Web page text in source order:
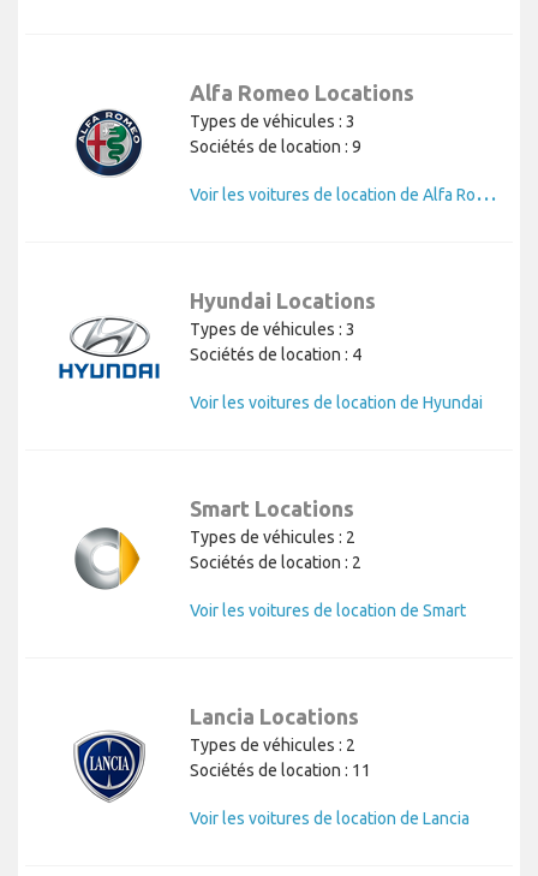
Alfa Romeo Locations
Types de véhicules : 3
Sociétés de location : 9
V
oir les voitures de location de Alfa Romeo
Hyundai Locations
Types de véhicules : 3
Sociétés de location : 4
Voir les voitures de location de Hyundai
Smart Locations
Types de véhicules : 2
Sociétés de location : 2
Voir les voitures de location de Smart
Lancia Locations
Types de véhicules : 2
Sociétés de location : 11
Voir les voitures de location de Lancia